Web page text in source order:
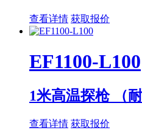
查看详情 获取报价
EF1100-L100
1米高温探枪 （耐
查看详情 获取报价